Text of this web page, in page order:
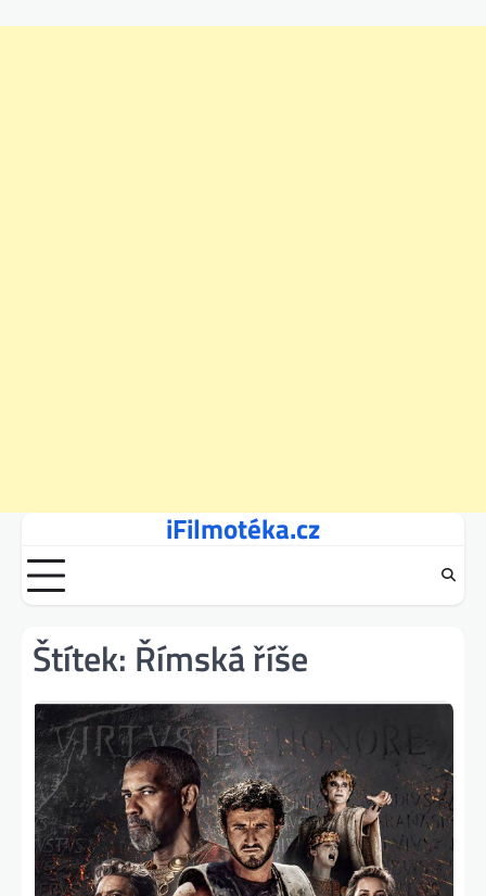
content
iFilmotéka.cz
Štítek: Římská říše